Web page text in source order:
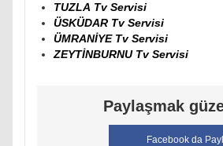
TUZLA Tv Servisi
ÜSKÜDAR Tv Servisi
ÜMRANİYE Tv Servisi
ZEYTİNBURNU Tv Servisi
Paylaşmak
Facebook da